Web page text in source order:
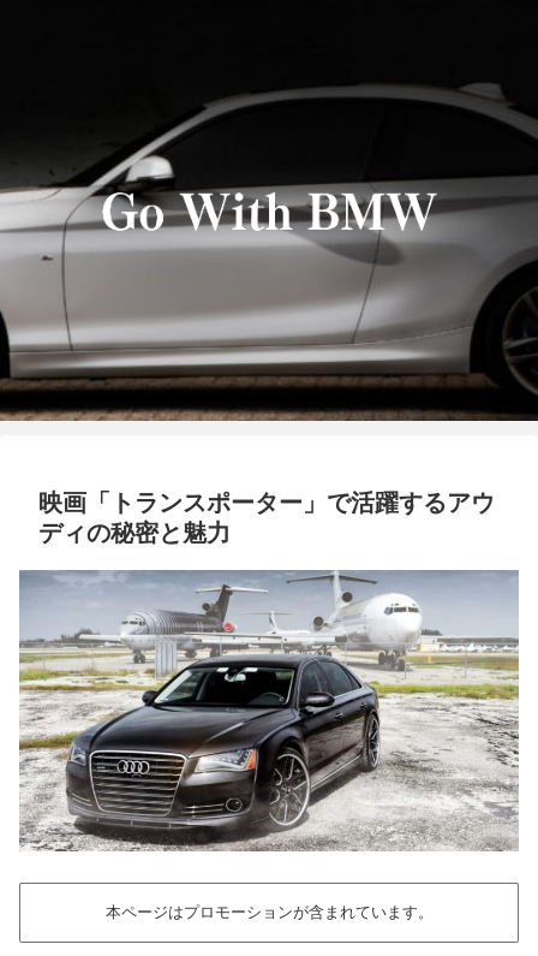
映画「トランスポーター」で活躍するアウ
ディの秘密と魅力
本ページはプロモーションが含まれています。